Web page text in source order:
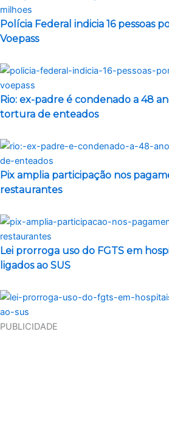
Polícia Federal indicia 16 pessoas
Voepass
Rio: ex-padre é condenado a 48
tortura de enteados
Pix amplia participação nos
restaurantes
Lei prorroga uso do FGTS em
ligados ao SUS
PUBLICIDADE